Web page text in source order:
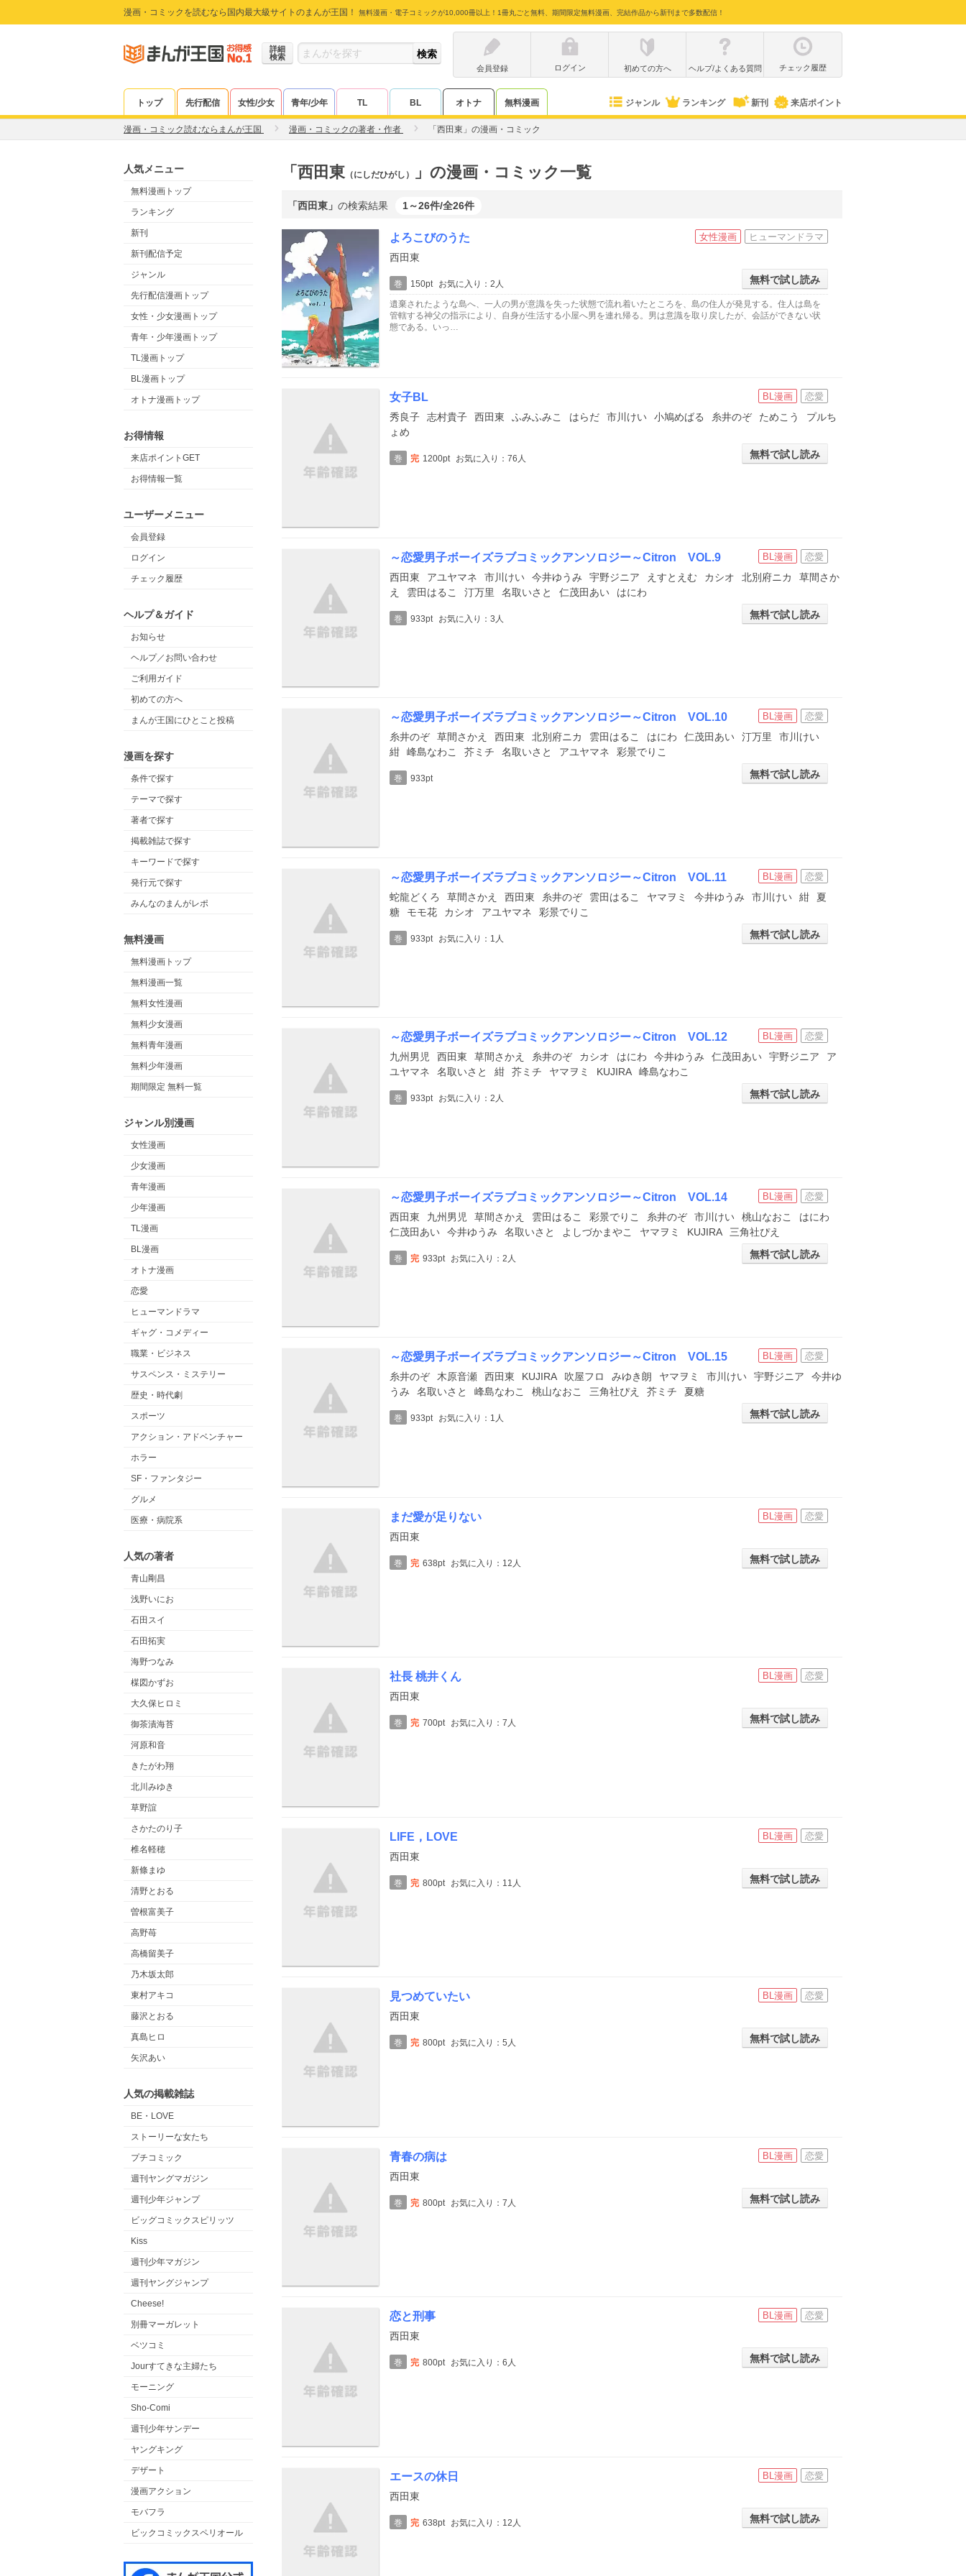
漫画・コミックを読むなら国内最大級サイトのまんが王国！ 無料漫画・電子コミックが10,000冊以上！1冊丸ごと無料、期間限定無料漫画、完結作品から新刊まで多数配信！
詳細
検索
会員登録
ログイン 初めての方へ ヘルプ/よくある質問 チェック履歴
トップ 先行配信 女性/少女 青年/少年 TL BL オトナ 無料漫画 ジャンル ランキング 新刊 来店ポイント
漫画・コミック読むならまんが王国 漫画・コミックの著者・作者 「西田東」の漫画・コミック
人気メニュー
無料漫画トップ
ランキング
新刊
新刊配信予定
ジャンル
先行配信漫画トップ
女性・少女漫画トップ
青年・少年漫画トップ
TL漫画トップ
BL漫画トップ
オトナ漫画トップ
お得情報
来店ポイントGET
お得情報一覧
ユーザーメニュー
会員登録
ログイン
チェック履歴
ヘルプ＆ガイド
お知らせ
ヘルプ／お問い合わせ
ご利用ガイド
初めての方へ
まんが王国にひとこと投稿
漫画を探す
条件で探す
テーマで探す
著者で探す
掲載雑誌で探す
キーワードで探す
発行元で探す
みんなのまんがレポ
無料漫画
無料漫画トップ
無料漫画一覧
無料女性漫画
無料少女漫画
無料青年漫画
無料少年漫画
期間限定 無料一覧
ジャンル別漫画
女性漫画
少女漫画
青年漫画
少年漫画
TL漫画
BL漫画
オトナ漫画
恋愛
ヒューマンドラマ
ギャグ・コメディー
職業・ビジネス
サスペンス・ミステリー
歴史・時代劇
スポーツ
アクション・アドベンチャー
ホラー
SF・ファンタジー
グルメ
医療・病院系
人気の著者
青山剛昌
浅野いにお
石田スイ
石田拓実
海野つなみ
楳図かずお
大久保ヒロミ
御茶漬海苔
河原和音
きたがわ翔
北川みゆき
草野誼
さかたのり子
椎名軽穂
新條まゆ
清野とおる
曽根富美子
高野苺
高橋留美子
乃木坂太郎
東村アキコ
藤沢とおる
真島ヒロ
矢沢あい
人気の掲載雑誌
BE・LOVE
ストーリーな女たち
プチコミック
週刊ヤングマガジン
週刊少年ジャンプ
ビッグコミックスピリッツ
Kiss
週刊少年マガジン
週刊ヤングジャンプ
Cheese!
別冊マーガレット
ベツコミ
Jourすてきな主婦たち
モーニング
Sho-Comi
週刊少年サンデー
ヤングキング
デザート
漫画アクション
モバフラ
ビックコミックスペリオール
「西田東（にしだひがし） 」の漫画・コミック一覧
「西田東」 の検索結果 1～26件/全26件
女性漫画 ヒューマンドラマ
よろこびのうた
西田東
無料で試し読み
巻 150pt
お気に入り：2人
遺棄されたような島へ、一人の男が意識を失った状態で流れ着いたところを、島の住人が発見する。住人は島を
管轄する神父の指示により、自身が生活する小屋へ男を連れ帰る。男は意識を取り戻したが、会話ができない状
態である。いっ…
BL漫画 恋愛
女子BL
秀良子 志村貴子 西田東 ふみふみこ はらだ 市川けい 小鳩めばる 糸井のぞ ためこう
プルち
ょめ
無料で試し読み
巻 完 1200pt お気に入り：76人
BL漫画 恋愛
～恋愛男子ボーイズラブコミックアンソロジー～Citron VOL.9
西田東 アユヤマネ 市川けい 今井ゆうみ 宇野ジニア えすとえむ カシオ 北別府ニカ
草間さか
え
雲田はるこ 汀万里 名取いさと 仁茂田あい
はにわ
無料で試し読み
巻 933pt お気に入り：3人
BL漫画 恋愛
～恋愛男子ボーイズラブコミックアンソロジー～Citron VOL.10
糸井のぞ 草間さかえ 西田東 北別府ニカ 雲田はるこ はにわ 仁茂田あい 汀万里
市川けい
紺
峰島なわこ 芥ミチ 名取いさと アユヤマネ
彩景でりこ
無料で試し読み
巻 933pt
BL漫画 恋愛
～恋愛男子ボーイズラブコミックアンソロジー～Citron VOL.11
蛇龍どくろ 草間さかえ 西田東 糸井のぞ 雲田はるこ ヤマヲミ 今井ゆうみ 市川けい 紺
夏
糖
モモ花 カシオ アユヤマネ
彩景でりこ
無料で試し読み
巻 933pt お気に入り：1人
BL漫画 恋愛
～恋愛男子ボーイズラブコミックアンソロジー～Citron VOL.12
九州男児 西田東 草間さかえ 糸井のぞ カシオ はにわ 今井ゆうみ 仁茂田あい 宇野ジニア
ア
ユヤマネ
名取いさと 紺 芥ミチ ヤマヲミ KUJIRA
峰島なわこ
無料で試し読み
巻 933pt お気に入り：2人
BL漫画 恋愛
～恋愛男子ボーイズラブコミックアンソロジー～Citron VOL.14
西田東 九州男児 草間さかえ 雲田はるこ 彩景でりこ 糸井のぞ 市川けい 桃山なおこ
はにわ
仁茂田あい
今井ゆうみ 名取いさと よしづかまやこ ヤマヲミ KUJIRA
三角社ぴえ
無料で試し読み
巻 完 933pt お気に入り：2人
BL漫画 恋愛
～恋愛男子ボーイズラブコミックアンソロジー～Citron VOL.15
糸井のぞ 木原音瀬 西田東 KUJIRA 吹屋フロ みゆき朗 ヤマヲミ 市川けい 宇野ジニア
今井ゆ
うみ
名取いさと 峰島なわこ 桃山なおこ 三角社ぴえ 芥ミチ
夏糖
無料で試し読み
巻 933pt お気に入り：1人
BL漫画 恋愛
まだ愛が足りない
西田東
無料で試し読み
巻 完 638pt お気に入り：12人
BL漫画 恋愛
社長 桃井くん
西田東
無料で試し読み
巻 完 700pt お気に入り：7人
BL漫画 恋愛
LIFE，LOVE
西田東
無料で試し読み
巻 完 800pt お気に入り：11人
BL漫画 恋愛
見つめていたい
西田東
無料で試し読み
巻 完 800pt お気に入り：5人
BL漫画 恋愛
青春の病は
西田東
無料で試し読み
巻 完 800pt お気に入り：7人
BL漫画 恋愛
恋と刑事
西田東
無料で試し読み
巻 完 800pt お気に入り：6人
BL漫画 恋愛
エースの休日
西田東
無料で試し読み
巻 完 638pt お気に入り：12人